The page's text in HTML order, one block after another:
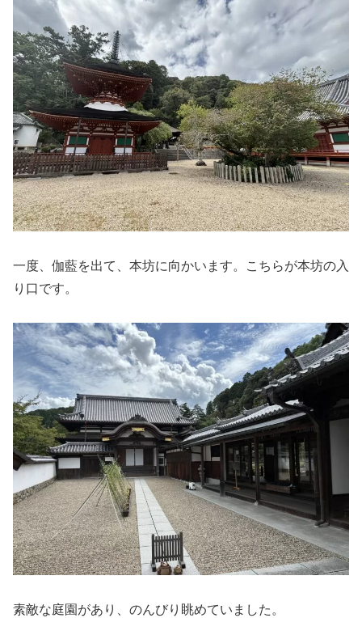
一度、伽藍を出て、本坊に向かいます。こちらが本坊の入
り口です。
素敵な庭園があり、のんびり眺めていました。